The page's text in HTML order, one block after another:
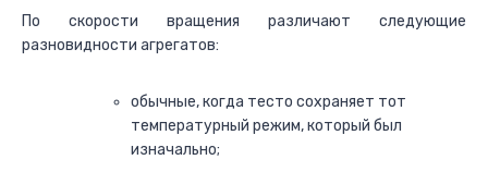
По скорости вращения различают следующие
разновидности агрегатов:
обычные, когда тесто сохраняет тот
температурный режим, который был
изначально;